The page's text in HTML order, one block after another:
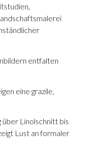
entfalten
eine grazile,
über Linolschnitt bis
Lust an formaler